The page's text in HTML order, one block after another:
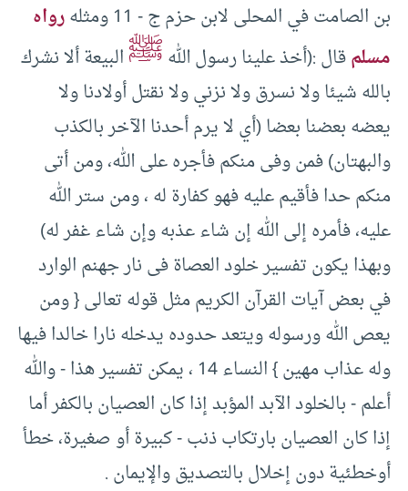
بن الصامت في المحلى لابن حزم ج -‏ ‏11 ومثله
رواه
مسلمقال :(‏أخذ علينا رسول اللهﷺالبيعة ألا نشرك
بالله شيئا ولا نسرق ولا نزني ولا نقتل أولادنا ولا
يعضه بعضنا بعضا (‏أي لا يرم أحدنا الآخر بالكذب
والبهتان)‏ فمن وفى منكم فأجره على الله، ومن أتى
منكم حدا فأقيم عليه فهو كفارة له ، ومن ستر الله
عليه، فأمره إلى الله إن شاء عذبه وإن شاء غفر له)‏
وبهذا يكون تفسير خلود العصاة فى نار جهنم الوارد
في بعض آيات القرآن الكريم مثل قوله تعالى {‏ ومن
يعص الله ورسوله ويتعد حدوده يدخله نارا خالدا فيها
وله عذاب مهين }‏ النساء ‏14 ، يمكن تفسير هذا -‏ والله
أعلم -‏ بالخلود الآبد المؤبد إذا كان العصيان بالكفر أما
إذا كان العصيان بارتكاب ذنب -‏ كبيرة أو صغيرة، خطأ
أوخطئية دون إخلال بالتصديق والإيمان .‏